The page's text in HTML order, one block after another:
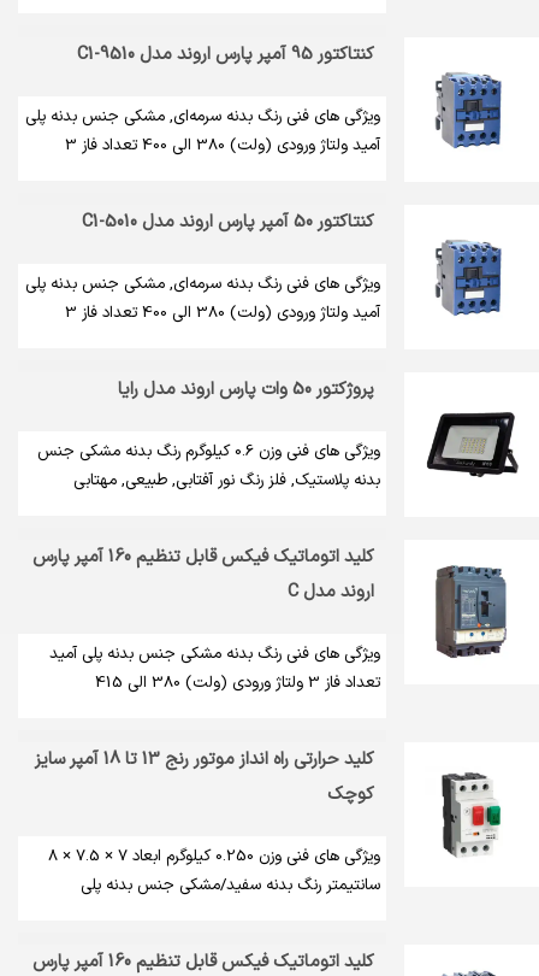
کنتاکتور 95 آمپر پارس اروند مدل C1-9510
ویژگی های فنی رنگ بدنه سرمه‌ای, مشکی جنس بدنه پلی
آمید ولتاژ ورودی (ولت) 380 الی 400 تعداد فاز 3
کنتاکتور 50 آمپر پارس اروند مدل C1-5010
ویژگی های فنی رنگ بدنه سرمه‌ای, مشکی جنس بدنه پلی
آمید ولتاژ ورودی (ولت) 380 الی 400 تعداد فاز 3
پروژکتور 50 وات پارس اروند مدل رایا
ویژگی های فنی وزن 0.6 کیلوگرم رنگ بدنه مشکی جنس
بدنه پلاستیک, فلز رنگ نور آفتابی, طبیعی, مهتابی
کلید اتوماتیک فیکس قابل تنظیم 160 آمپر پارس
اروند مدل C
ویژگی های فنی رنگ بدنه مشکی جنس بدنه پلی آمید
تعداد فاز 3 ولتاژ ورودی (ولت) 380 الی 415
کلید حرارتی راه انداز موتور رنج 13 تا 18 آمپر سایز
کوچک
ویژگی های فنی وزن 0.250 کیلوگرم ابعاد 7 × 7.5 × 8
سانتیمتر رنگ بدنه سفید/مشکی جنس بدنه پلی
کلید اتوماتیک فیکس قابل تنظیم 160 آمپر پارس